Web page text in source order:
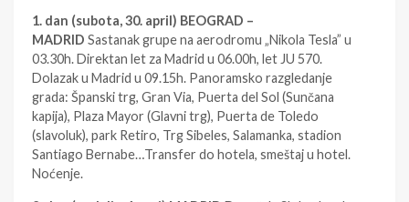
1. dan (subota, 30. april) BEOGRAD –
MADRID Sastanak grupe na aerodromu „Nikola Tesla” u
03.30h. Direktan let za Madrid u 06.00h, let JU 570.
Dolazak u Madrid u 09.15h. Panoramsko razgledanje
grada: Španski trg, Gran Via, Puerta del Sol (Sunčana
kapija), Plaza Mayor (Glavni trg), Puerta de Toledo
(slavoluk), park Retiro, Trg Sibeles, Salamanka, stadion
Santiago Bernabe…Transfer do hotela, smeštaj u hotel.
Noćenje.